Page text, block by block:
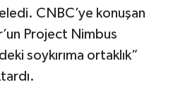
CNBC’ye konuşan
Project Nimbus
soykırıma ortaklık”